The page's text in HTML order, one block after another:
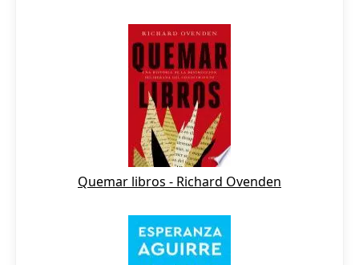
Quemar libros - Richard Ovenden